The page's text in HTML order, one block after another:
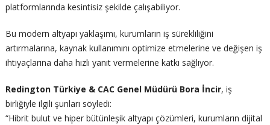
platformlarında kesintisiz şekilde çalışabiliyor.
Bu modern altyapı yaklaşımı, kurumların iş sürekliliğini
artırmalarına, kaynak kullanımını optimize etmelerine ve değişen iş
ihtiyaçlarına daha hızlı yanıt vermelerine katkı sağlıyor.
Redington Türkiye & CAC Genel Müdürü Bora İncir, iş
birliğiyle ilgili şunları söyledi:
“Hibrit bulut ve hiper bütünleşik altyapı çözümleri, kurumların dijital